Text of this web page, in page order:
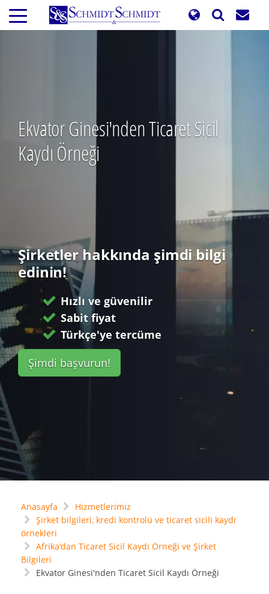
Ana
içeriğe
atla
Ekvator Ginesi'nden Ticaret Sicil
Kaydı Örneği
Şirketler hakkında şimdi bilgi
edinin!
Hızlı ve güvenilir
Sabit fiyat
Türkçe'ye tercüme
Şimdi başvurun!
Anasayfa
Hizmetlerimiz
Şirket bilgileri, kredi kontrolü ve ticaret sicili kaydı
örnekleri
Afrika'dan Ticaret Sicil Kaydı Örneği ve Şirket
Bilgileri
Ekvator Ginesi'nden Ticaret Sicil Kaydı Örneği